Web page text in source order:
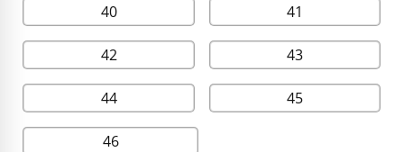
40 41
42 43
44 45
46